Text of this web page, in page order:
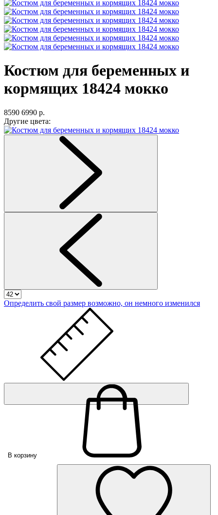
Костюм для беременных и
кормящих 18424 мокко
8590 6990 р.
Другие цвета:
Определить свой размер возможно, он немного изменился
В корзину